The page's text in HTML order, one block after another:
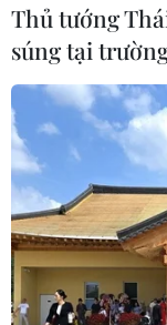
Kinh tế Mỹ
trong quý 4
26/01/2023 08:28
Nền kinh tế lớn
Thủ tướng
súng tại